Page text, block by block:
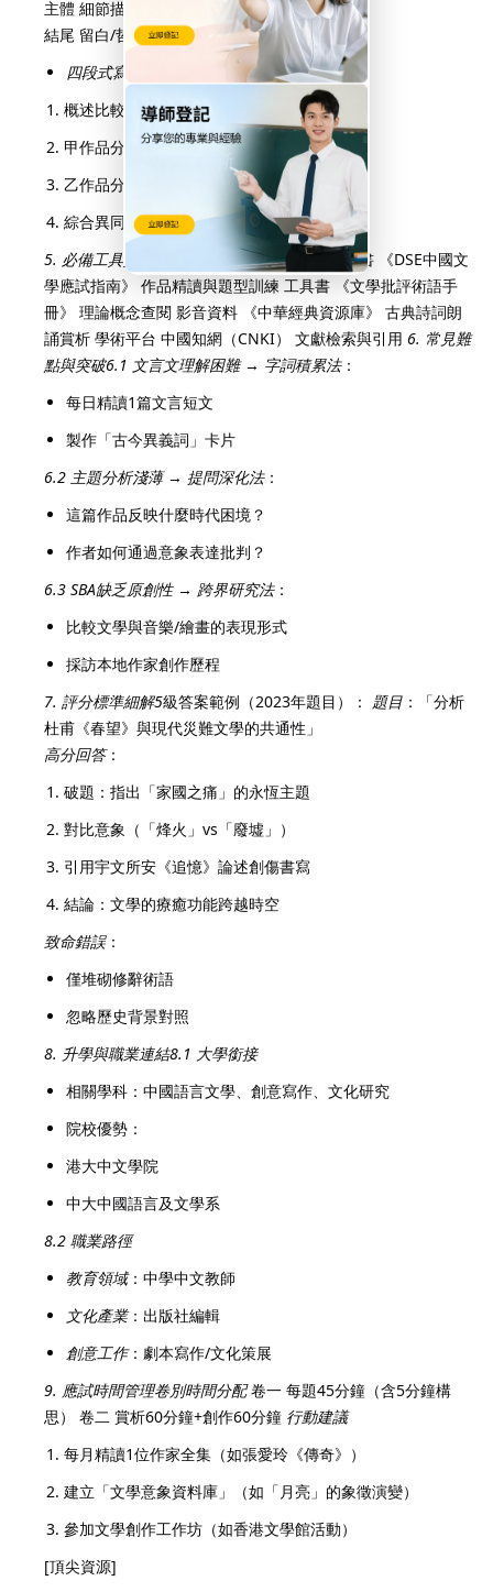
主體 細節描寫+情感鋪墊
結尾 留白/哲理昇華 4.3 比較題答題結構
四段式寫法
概述比較基準
甲作品分析
乙作品分析
綜合異同與文化意義
5. 必備工具與資源
推薦資源應用場景
教科書 《DSE中國文
學應試指南》 作品精讀與題型訓練 工具書 《文學批評術語手
冊》 理論概念查閱 影音資料 《中華經典資源庫》 古典詩詞朗
誦賞析 學術平台 中國知網（CNKI） 文獻檢索與引用 6. 常見難
點與突破6.1 文言文理解困難→ 字詞積累法：
每日精讀1篇文言短文
製作「古今異義詞」卡片
6.2 主題分析淺薄→ 提問深化法：
這篇作品反映什麼時代困境？
作者如何通過意象表達批判？
6.3 SBA缺乏原創性→ 跨界研究法：
比較文學與音樂/繪畫的表現形式
採訪本地作家創作歷程
7. 評分標準細解5級答案範例（2023年題目）： 題目 ：「分析
杜甫《春望》與現代災難文學的共通性」
高分回答：
破題：指出「家國之痛」的永恆主題
對比意象（「烽火」vs「廢墟」）
引用宇文所安《追憶》論述創傷書寫
結論：文學的療癒功能跨越時空
致命錯誤：
僅堆砌修辭術語
忽略歷史背景對照
8. 升學與職業連結8.1 大學銜接
相關學科：中國語言文學、創意寫作、文化研究
院校優勢：
港大中文學院
中大中國語言及文學系
8.2 職業路徑
教育領域：中學中文教師
文化產業：出版社編輯
創意工作：劇本寫作/文化策展
9. 應試時間管理卷別時間分配卷一 每題45分鐘（含5分鐘構
思） 卷二 賞析60分鐘+創作60分鐘 行動建議
每月精讀1位作家全集（如張愛玲《傳奇》）
建立「文學意象資料庫」（如「月亮」的象徵演變）
參加文學創作工作坊（如香港文學館活動）
[頂尖資源]